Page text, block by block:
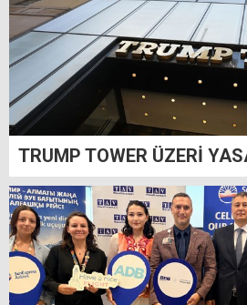
TRUMP TOWER ÜZERİ